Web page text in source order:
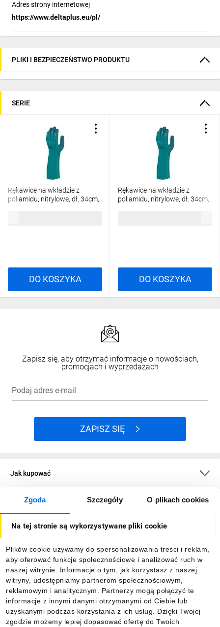
Zgoda Szczegóły O plikach cookies
Na tej stronie są wykorzystywane pliki cookie
Plików cookie używamy do spersonalizowania treści i reklam,
aby oferować funkcje społecznościowe i analizować ruch w
naszej witrynie. Informacje o tym, jak korzystasz z naszej
witryny, udostępniamy partnerom społecznościowym,
reklamowym i analitycznym. Partnerzy mogą połączyć te
informacje z innymi danymi otrzymanymi od Ciebie lub
uzyskanymi podczas korzystania z ich usług. Dzięki Twojej
zgodzie możemy lepiej dopasować ofertę do Twoich
Adres strony internetowej
https://www.deltaplus.eu/pl/
PLIKI I BEZPIECZEŃSTWO PRODUKTU
SERIE
Rękawice na wkładzie z
poliamidu, nitrylowe, dł. 34cm,
DO KOSZYKA
Rękawice na wkładzie z
poliamidu, nitrylowe, dł. 34cm,
DO KOSZYKA
Zapisz się, aby otrzymać informacje o nowościach,
promocjach i wyprzedażach
Podaj adres e-mail
ZAPISZ SIĘ
Jak kupować
O firmie
Informacje
Pobierz naszą aplikację mobilną: